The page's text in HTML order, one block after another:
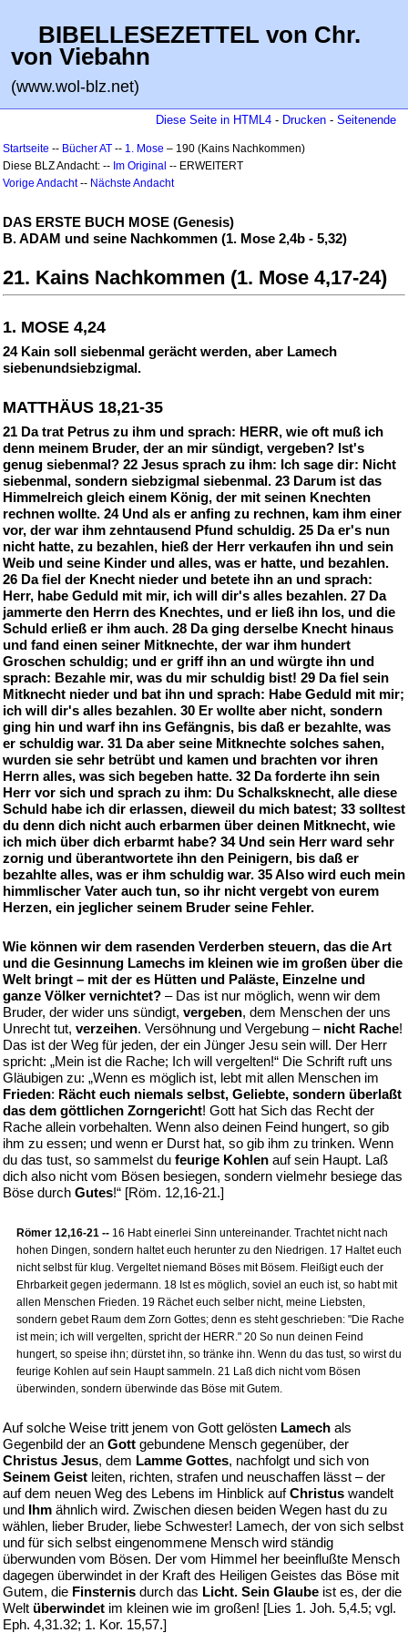
BIBELLESEZETTEL von Chr.
von Viebahn
(www.wol-blz.net)
Diese Seite in HTML4 - Drucken - Seitenende
Startseite -- Bücher AT -- 1. Mose – 190 (Kains Nachkommen)
Diese BLZ Andacht: -- Im Original -- ERWEITERT
Vorige Andacht-- Nächste Andacht
DAS ERSTE BUCH MOSE (Genesis)
B. ADAM und seine Nachkommen (1. Mose 2,4b - 5,32)
21. Kains Nachkommen (1. Mose 4,17-24)
1. MOSE 4,24
24 Kain soll siebenmal gerächt werden, aber Lamech
siebenundsiebzigmal.
MATTHÄUS 18,21-35
21 Da trat Petrus zu ihm und sprach: HERR, wie oft muß ich
denn meinem Bruder, der an mir sündigt, vergeben? Ist's
genug siebenmal? 22 Jesus sprach zu ihm: Ich sage dir: Nicht
siebenmal, sondern siebzigmal siebenmal. 23 Darum ist das
Himmelreich gleich einem König, der mit seinen Knechten
rechnen wollte. 24 Und als er anfing zu rechnen, kam ihm einer
vor, der war ihm zehntausend Pfund schuldig. 25 Da er's nun
nicht hatte, zu bezahlen, hieß der Herr verkaufen ihn und sein
Weib und seine Kinder und alles, was er hatte, und bezahlen.
26 Da fiel der Knecht nieder und betete ihn an und sprach:
Herr, habe Geduld mit mir, ich will dir's alles bezahlen. 27 Da
jammerte den Herrn des Knechtes, und er ließ ihn los, und die
Schuld erließ er ihm auch. 28 Da ging derselbe Knecht hinaus
und fand einen seiner Mitknechte, der war ihm hundert
Groschen schuldig; und er griff ihn an und würgte ihn und
sprach: Bezahle mir, was du mir schuldig bist! 29 Da fiel sein
Mitknecht nieder und bat ihn und sprach: Habe Geduld mit mir;
ich will dir's alles bezahlen. 30 Er wollte aber nicht, sondern
ging hin und warf ihn ins Gefängnis, bis daß er bezahlte, was
er schuldig war. 31 Da aber seine Mitknechte solches sahen,
wurden sie sehr betrübt und kamen und brachten vor ihren
Herrn alles, was sich begeben hatte. 32 Da forderte ihn sein
Herr vor sich und sprach zu ihm: Du Schalksknecht, alle diese
Schuld habe ich dir erlassen, dieweil du mich batest; 33 solltest
du denn dich nicht auch erbarmen über deinen Mitknecht, wie
ich mich über dich erbarmt habe? 34 Und sein Herr ward sehr
zornig und überantwortete ihn den Peinigern, bis daß er
bezahlte alles, was er ihm schuldig war. 35 Also wird euch mein
himmlischer Vater auch tun, so ihr nicht vergebt von eurem
Herzen, ein jeglicher seinem Bruder seine Fehler.
Wie können wir dem rasenden Verderben steuern, das die Art
und die Gesinnung Lamechs im kleinen wie im großen über die
Welt bringt – mit der es Hütten und Paläste, Einzelne und
ganze Völker vernichtet? – Das ist nur möglich, wenn wir dem
Bruder, der wider uns sündigt, vergeben, dem Menschen der uns
Unrecht tut, verzeihen. Versöhnung und Vergebung – nicht Rache!
Das ist der Weg für jeden, der ein Jünger Jesu sein will. Der Herr
spricht: „Mein ist die Rache; Ich will vergelten!“ Die Schrift ruft uns
Gläubigen zu: „Wenn es möglich ist, lebt mit allen Menschen im
Frieden: Rächt euch niemals selbst, Geliebte, sondern überlaßt
das dem göttlichen Zorngericht! Gott hat Sich das Recht der
Rache allein vorbehalten. Wenn also deinen Feind hungert, so gib
ihm zu essen; und wenn er Durst hat, so gib ihm zu trinken. Wenn
du das tust, so sammelst du feurige Kohlen auf sein Haupt. Laß
dich also nicht vom Bösen besiegen, sondern vielmehr besiege das
Böse durch Gutes!“ [Röm. 12,16-21.]
Römer 12,16-21 -- 16 Habt einerlei Sinn untereinander. Trachtet nicht nach
hohen Dingen, sondern haltet euch herunter zu den Niedrigen. 17 Haltet euch
nicht selbst für klug. Vergeltet niemand Böses mit Bösem. Fleißigt euch der
Ehrbarkeit gegen jedermann. 18 Ist es möglich, soviel an euch ist, so habt mit
allen Menschen Frieden. 19 Rächet euch selber nicht, meine Liebsten,
sondern gebet Raum dem Zorn Gottes; denn es steht geschrieben: "Die Rache
ist mein; ich will vergelten, spricht der HERR." 20 So nun deinen Feind
hungert, so speise ihn; dürstet ihn, so tränke ihn. Wenn du das tust, so wirst du
feurige Kohlen auf sein Haupt sammeln. 21 Laß dich nicht vom Bösen
überwinden, sondern überwinde das Böse mit Gutem.
Auf solche Weise tritt jenem von Gott gelösten Lamech als
Gegenbild der an Gott gebundene Mensch gegenüber, der
Christus Jesus, dem Lamme Gottes, nachfolgt und sich von
Seinem Geist leiten, richten, strafen und neuschaffen lässt – der
auf dem neuen Weg des Lebens im Hinblick aufChristus wandelt
und Ihm ähnlich wird. Zwischen diesen beiden Wegen hast du zu
wählen, lieber Bruder, liebe Schwester! Lamech, der von sich selbst
und für sich selbst eingenommene Mensch wird ständig
überwunden vom Bösen. Der vom Himmel her beeinflußte Mensch
dagegen überwindet in der Kraft des Heiligen Geistes das Böse mit
Gutem, die Finsternis durch das Licht. Sein Glaube ist es, der die
Welt überwindet im kleinen wie im großen! [Lies 1. Joh. 5,4.5; vgl.
Eph. 4,31.32; 1. Kor. 15,57.]